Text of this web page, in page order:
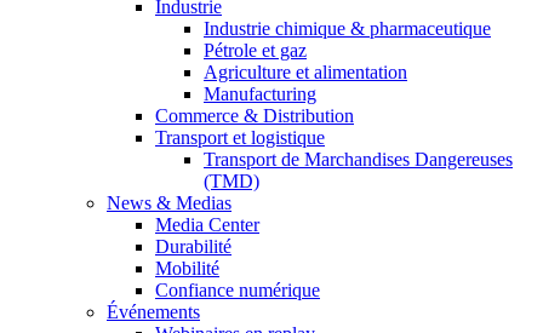
Industrie
Industrie chimique & pharmaceutique
Pétrole et gaz
Agriculture et alimentation
Manufacturing
Commerce & Distribution
Transport et logistique
Transport de Marchandises Dangereuses
(TMD)
News & Medias
Media Center
Durabilité
Mobilité
Confiance numérique
Événements